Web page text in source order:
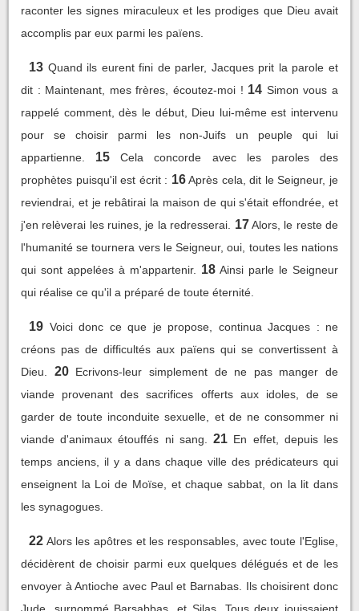
raconter les signes miraculeux et les prodiges que Dieu avait
accomplis par eux parmi les païens.
13 Quand ils eurent fini de parler, Jacques prit la parole et
dit : Maintenant, mes frères, écoutez-moi ! 14 Simon vous a
rappelé comment, dès le début, Dieu lui-même est intervenu
pour se choisir parmi les non-Juifs un peuple qui lui
appartienne.
15
Cela concorde avec les paroles des
prophètes puisqu'il est écrit : 16 Après cela, dit le Seigneur, je
reviendrai, et je rebâtirai la maison de qui s'était effondrée, et
j'en relèverai les ruines, je la redresserai.
17 Alors, le reste de
l'humanité se tournera vers le Seigneur, oui, toutes les nations
qui sont appelées à m'appartenir.
18 Ainsi parle le Seigneur
qui réalise ce qu'il a préparé de toute éternité.
19 Voici donc ce que je propose, continua Jacques : ne
créons pas de difficultés aux païens qui se convertissent à
Dieu.
20 Ecrivons-leur simplement de ne pas manger de
viande provenant des sacrifices offerts aux idoles, de se
garder de toute inconduite sexuelle, et de ne consommer ni
viande d'animaux étouffés ni sang.
21 En effet, depuis les
temps anciens, il y a dans chaque ville des prédicateurs qui
enseignent la Loi de Moïse, et chaque sabbat, on la lit dans
les synagogues.
22 Alors les apôtres et les responsables, avec toute l'Eglise,
décidèrent de choisir parmi eux quelques délégués et de les
envoyer à Antioche avec Paul et Barnabas. Ils choisirent donc